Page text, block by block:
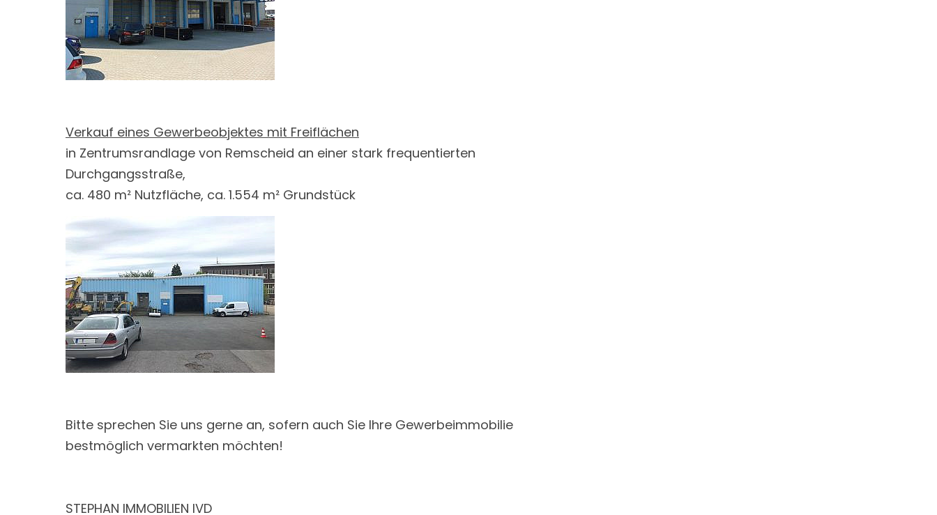
Verkauf eines Gewerbeobjektes mit Freiflächen
in Zentrumsrandlage von Remscheid an einer stark frequentierten
Durchgangsstraße,
ca. 480 m² Nutzfläche, ca. 1.554 m² Grundstück
Bitte sprechen Sie uns gerne an, sofern auch Sie Ihre Gewerbeimmobilie
bestmöglich vermarkten möchten!
STEPHAN IMMOBILIEN IVD